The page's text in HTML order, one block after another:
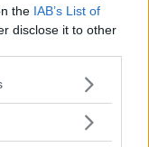
the IAB’s List of
disclose it to other
or more Google
You may click to